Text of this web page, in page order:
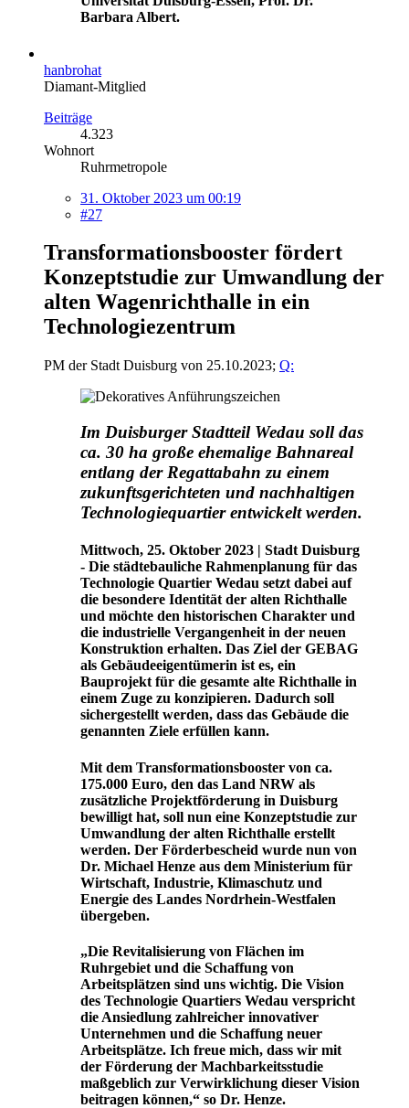
Barbara Albert.
hanbrohat
Diamant-Mitglied
Beiträge
4.323
Wohnort
Ruhrmetropole
31. Oktober 2023 um 00:19
#27
Transformationsbooster fördert
Konzeptstudie zur Umwandlung der
alten Wagenrichthalle in ein
Technologiezentrum
PM der Stadt Duisburg von 25.10.2023; Q:
Im Duisburger Stadtteil Wedau soll das
ca. 30 ha große ehemalige Bahnareal
entlang der Regattabahn zu einem
zukunftsgerichteten und nachhaltigen
Technologiequartier entwickelt werden.
Mittwoch, 25. Oktober 2023 | Stadt Duisburg
- Die städtebauliche Rahmenplanung für das
Technologie Quartier Wedau setzt dabei auf
die besondere Identität der alten Richthalle
und möchte den historischen Charakter und
die industrielle Vergangenheit in der neuen
Konstruktion erhalten. Das Ziel der GEBAG
als Gebäudeeigentümerin ist es, ein
Bauprojekt für die gesamte alte Richthalle in
einem Zuge zu konzipieren. Dadurch soll
sichergestellt werden, dass das Gebäude die
genannten Ziele erfüllen kann.
Mit dem Transformationsbooster von ca.
175.000 Euro, den das Land NRW als
zusätzliche Projektförderung in Duisburg
bewilligt hat, soll nun eine Konzeptstudie zur
Umwandlung der alten Richthalle erstellt
werden. Der Förderbescheid wurde nun von
Dr. Michael Henze aus dem Ministerium für
Wirtschaft, Industrie, Klimaschutz und
Energie des Landes Nordrhein-Westfalen
übergeben.
„Die Revitalisierung von Flächen im
Ruhrgebiet und die Schaffung von
Arbeitsplätzen sind uns wichtig. Die Vision
des Technologie Quartiers Wedau verspricht
die Ansiedlung zahlreicher innovativer
Unternehmen und die Schaffung neuer
Arbeitsplätze. Ich freue mich, dass wir mit
der Förderung der Machbarkeitsstudie
maßgeblich zur Verwirklichung dieser Vision
beitragen können,“ so Dr. Henze.